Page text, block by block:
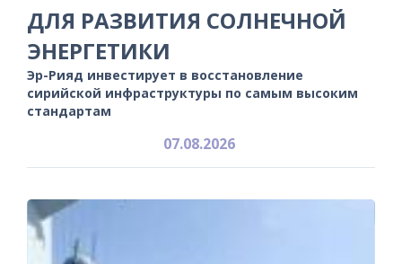
ДЛЯ РАЗВИТИЯ СОЛНЕЧНОЙ
ЭНЕРГЕТИКИ
Эр-Рияд инвестирует в восстановление
сирийской инфраструктуры по самым высоким
стандартам
07.08.2026